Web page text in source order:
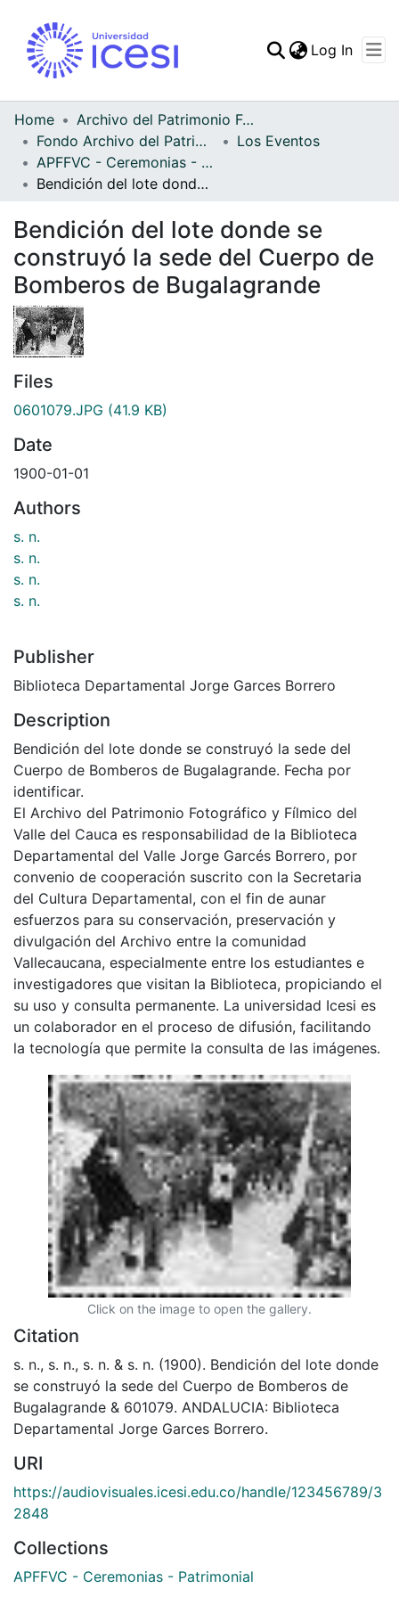
Statistics
Log In
Home
Archivo del Patrimonio Fotográfico y Fílmico del Valle del Cauca
Fondo Archivo del Patrimonio Fotográfico y Fílmico del Valle del Cauca
Los Eventos
APFFVC - Ceremonias - Patrimonial
Bendición del lote donde se construyó la sede del Cuerpo de Bomberos de Bugalagrande
Bendición del lote donde se
construyó la sede del Cuerpo de
Bomberos de Bugalagrande
Files
0601079.JPG (41.9 KB)
Date
1900-01-01
Authors
s. n.
s. n.
s. n.
s. n.
Publisher
Biblioteca Departamental Jorge Garces Borrero
Description
Bendición del lote donde se construyó la sede del
Cuerpo de Bomberos de Bugalagrande. Fecha por
identificar.
El Archivo del Patrimonio Fotográfico y Fílmico del
Valle del Cauca es responsabilidad de la Biblioteca
Departamental del Valle Jorge Garcés Borrero, por
convenio de cooperación suscrito con la Secretaria
del Cultura Departamental, con el fin de aunar
esfuerzos para su conservación, preservación y
divulgación del Archivo entre la comunidad
Vallecaucana, especialmente entre los estudiantes e
investigadores que visitan la Biblioteca, propiciando el
su uso y consulta permanente. La universidad Icesi es
un colaborador en el proceso de difusión, facilitando
la tecnología que permite la consulta de las imágenes.
Click on the image to open the gallery.
Citation
s. n., s. n., s. n. & s. n. (1900). Bendición del lote donde
se construyó la sede del Cuerpo de Bomberos de
Bugalagrande & 601079. ANDALUCIA: Biblioteca
Departamental Jorge Garces Borrero.
URI
https://audiovisuales.icesi.edu.co/handle/123456789/3
2848
Collections
APFFVC - Ceremonias - Patrimonial